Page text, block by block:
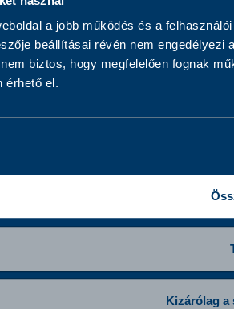
a jobb működés és a
beállításai révén nem
biztos, hogy megfelelően fognak
érhető el.
Kizárólag a